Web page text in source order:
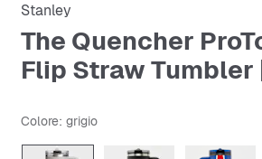
Stanley
The Quencher
Flip Straw Tumbler
Colore: grigio